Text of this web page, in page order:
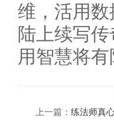
维，活用
陆上续写
用智慧将
上一篇： 练法师真